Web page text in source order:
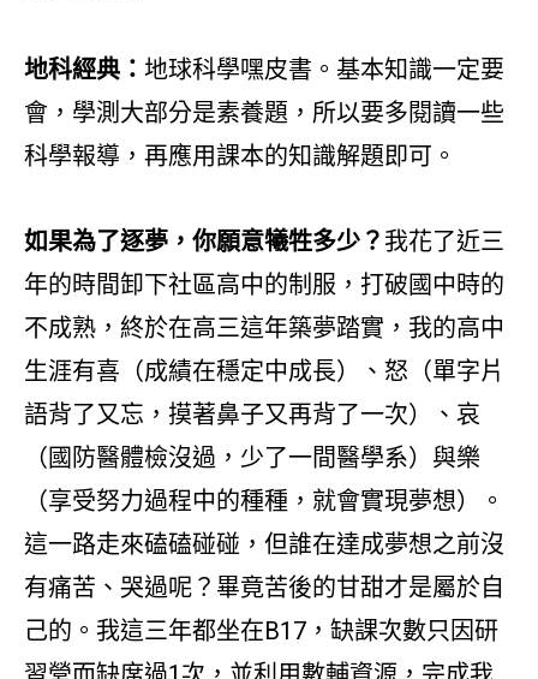
地科經典： 地球科學嘿皮書。基本知識一定要
會，學測大部分是素養題，所以要多閱讀一些
科學報導，再應用課本的知識解題即可。
如果為了逐夢，你願意犧牲多少？ 我花了近三
年的時間卸下社區高中的制服，打破國中時的
不成熟，終於在高三這年築夢踏實，我的高中
生涯有喜（成績在穩定中成長）、怒（單字片
語背了又忘，摸著鼻子又再背了一次）、哀
（國防醫體檢沒過，少了一間醫學系）與樂
（享受努力過程中的種種，就會實現夢想）。
這一路走來磕磕碰碰，但誰在達成夢想之前沒
有痛苦、哭過呢？畢竟苦後的甘甜才是屬於自
己的。我這三年都坐在B17，缺課次數只因研